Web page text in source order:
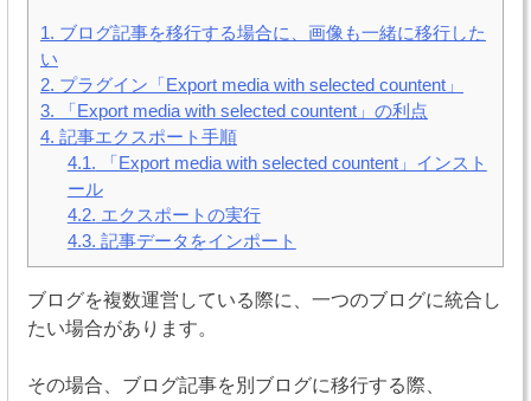
1. ブログ記事を移行する場合に、画像も一緒に移行した
い
2. プラグイン「Export media with selected countent」
3. 「Export media with selected countent」の利点
4. 記事エクスポート手順
4.1. 「Export media with selected countent」インスト
ール
4.2. エクスポートの実行
4.3. 記事データをインポート
ブログを複数運営している際に、一つのブログに統合し
たい場合があります。
その場合、ブログ記事を別ブログに移行する際、